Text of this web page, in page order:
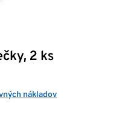
2 ks
nákladov